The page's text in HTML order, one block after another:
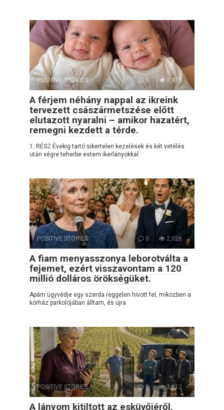
POSITIVE STORIES 0 2,975
A férjem néhány nappal az ikreink
tervezett császármetszése előtt
elutazott nyaralni – amikor hazatért,
remegni kezdett a térde.
1. RÉSZ Évekig tartó sikertelen kezelések és két vetélés
után végre teherbe estem ikerlányokkal.
POSITIVE STORIES 0 2,026
A fiam menyasszonya leborotválta a
fejemet, ezért visszavontam a 120
millió dolláros örökségüket.
Apám ügyvédje egy szerda reggelen hívott fel, miközben a
kórház parkolójában álltam, és újra
POSITIVE STORIES 0 2,812
A lányom kitiltott az esküvőjéről,